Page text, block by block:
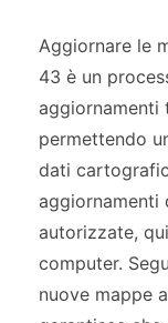
Aggiornare le
43 è un
aggiornamenti
permettendo
dati
aggiornamenti
autorizzate,
computer.
nuove mappe